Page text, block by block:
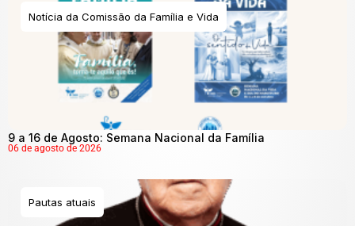
Notícia da Comissão da Família e Vida
9 a 16 de Agosto: Semana Nacional da Família
06 de agosto de 2026
Pautas atuais